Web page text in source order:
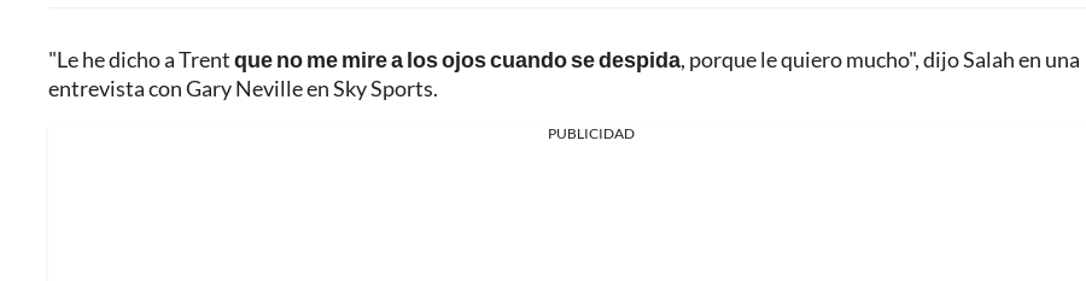
"Le he dicho a Trentque no me mire a los ojos cuando se despida, porque le quiero mucho", dijo Salah en una
entrevista con Gary Neville en Sky Sports.
PUBLICIDAD